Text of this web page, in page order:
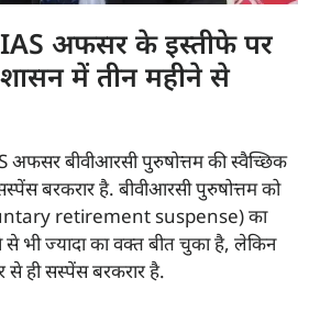
अफसर के इस्तीफे पर
में तीन महीने से
अफसर बीवीआरसी पुरुषोत्तम की स्वैच्छिक
बरकरार है. बीवीआरसी पुरुषोत्तम को
retirement suspense) का
भी ज्यादा का वक्त बीत चुका है, लेकिन
ही सस्पेंस बरकरार है.